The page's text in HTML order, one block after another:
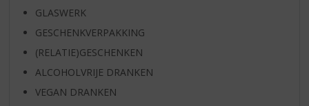
GLASWERK
GESCHENKVERPAKKING
(RELATIE)GESCHENKEN
ALCOHOLVRIJE DRANKEN
VEGAN DRANKEN